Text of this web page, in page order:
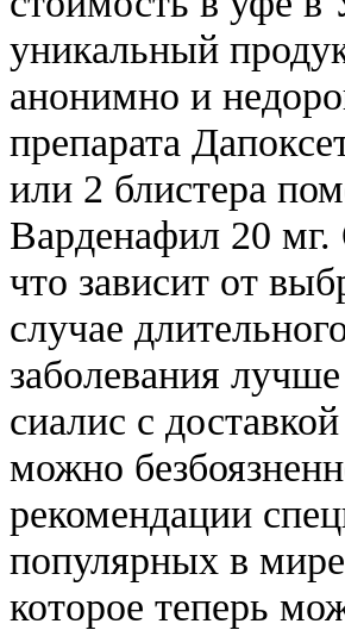
уникальный
анонимно и
препарата
или 2 блистера
Варденафил 20 мг.
что зависит от
случае
заболевания
сиалис с
можно
рекомендации
популярных в
которое теперь